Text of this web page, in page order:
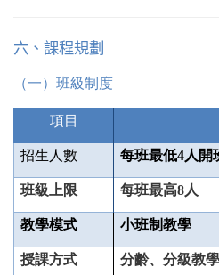
六、課程規劃
（一）班級制度
項目
招生人數 每班最低4人開
班級上限 每班最高8人
教學模式 小班制教學
授課方式 分齡、分級教學